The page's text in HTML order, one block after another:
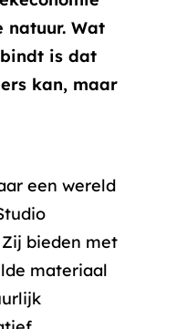
natuur. Wat
is dat
kan, maar
een wereld
bieden met
materiaal